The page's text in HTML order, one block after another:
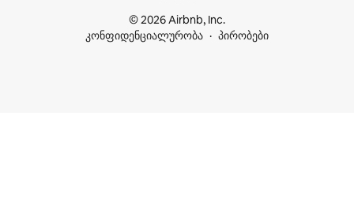
© 2026 Airbnb, Inc.
კონფიდენციალურობა
პირობები